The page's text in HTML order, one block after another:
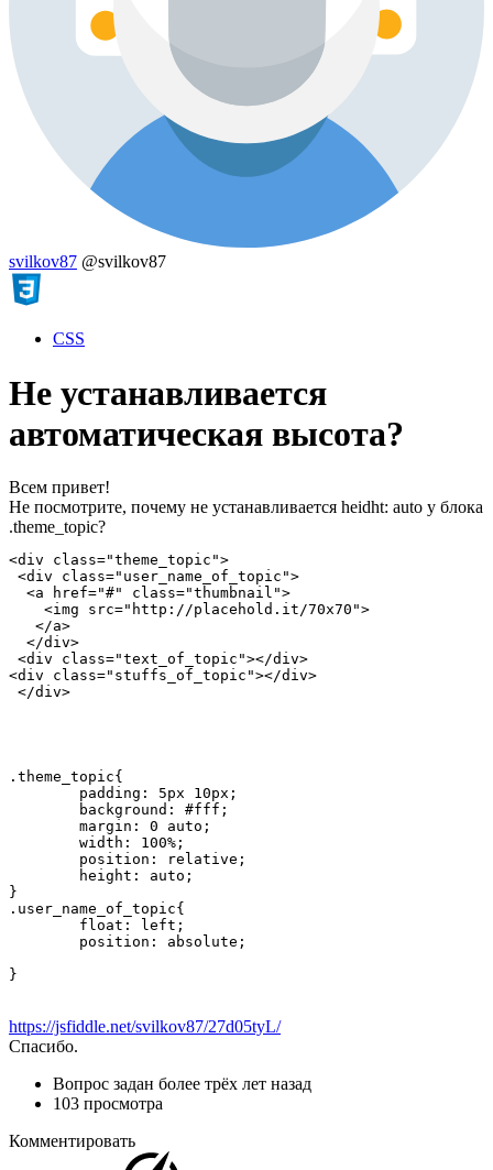
svilkov87 @svilkov87
CSS
Не устанавливается
автоматическая высота?
Всем привет!
Не посмотрите, почему не устанавливается heidht: auto у блока
.theme_topic?
<div class="theme_topic">
<div class="user_name_of_topic">
  <a href="#" class="thumbnail">
    <img src="http://placehold.it/70x70">
   </a>
  </div>
<div class="text_of_topic"></div>
<div class="stuffs_of_topic"></div>
</div>
.theme_topic{
}
.user_name_of_topic{
}
https://jsfiddle.net/svilkov87/27d05tyL/
Спасибо.
Вопрос задан более трёх лет назад
103 просмотра
Комментировать